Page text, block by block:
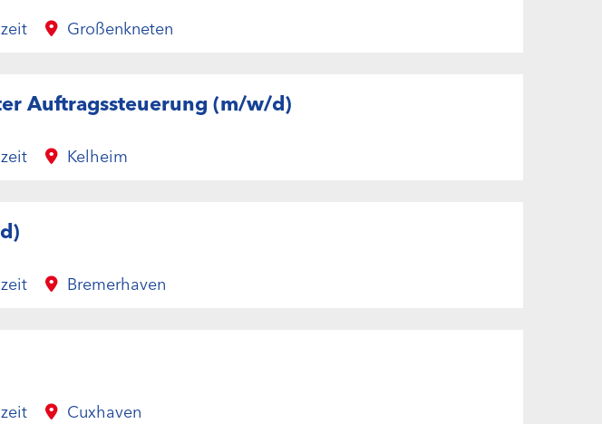
Großenkneten
Auftragssteuerung (m/w/d)
Kelheim
Bremerhaven
Cuxhaven